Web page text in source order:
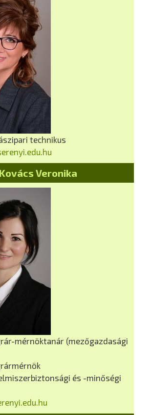
technikus
Veronika
mérnöktanár (mezőgazdasági
és -minőségi